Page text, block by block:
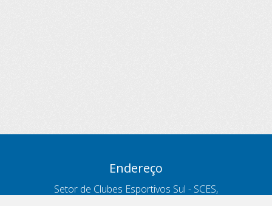
Endereço
Setor de Clubes Esportivos Sul - SCES,